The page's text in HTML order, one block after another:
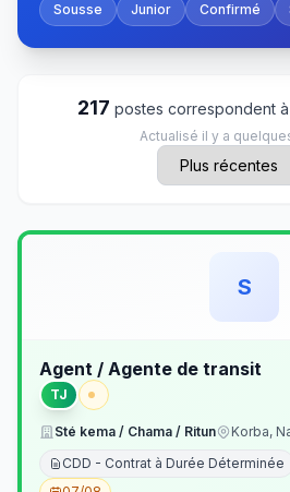
Sousse
Junior Confirmé
217 postes correspondent
Actualisé il y a
S
Agent / Agente de transit
TJ
Sté kema / Chama / Ritun
Korba,
CDD - Contrat à Durée Déterminée